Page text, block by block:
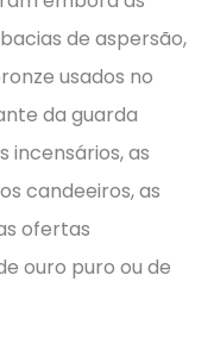
de aspersão,
usados no
da guarda
incensários, as
candeeiros, as
ofertas
ouro puro ou de